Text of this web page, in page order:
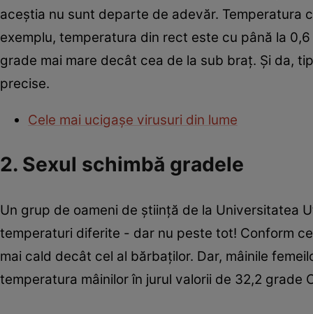
aceştia nu sunt departe de adevăr. Temperatura
exemplu, temperatura din rect este cu până la
grade mai mare decât cea de la sub braţ. Şi da,
precise.
Cele mai ucigaşe virusuri din lume
2. Sexul schimbă gradele
Un grup de oameni de ştiinţă de la Universitatea
temperaturi diferite - dar nu peste tot! Conform
mai cald decât cel al bărbaţilor. Dar, mâinile
temperatura mâinilor în jurul valorii de 32,2 grade